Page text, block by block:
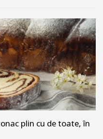
plin cu de toate, în